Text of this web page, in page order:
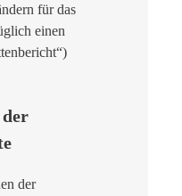
für das
einen
der